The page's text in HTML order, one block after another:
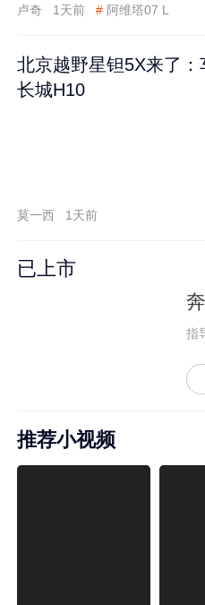
卢奇 1天前 # 阿维塔07 L
北京越野星钽5X来了
长城H10
莫一西 1天前
已上市
指
推荐小视频